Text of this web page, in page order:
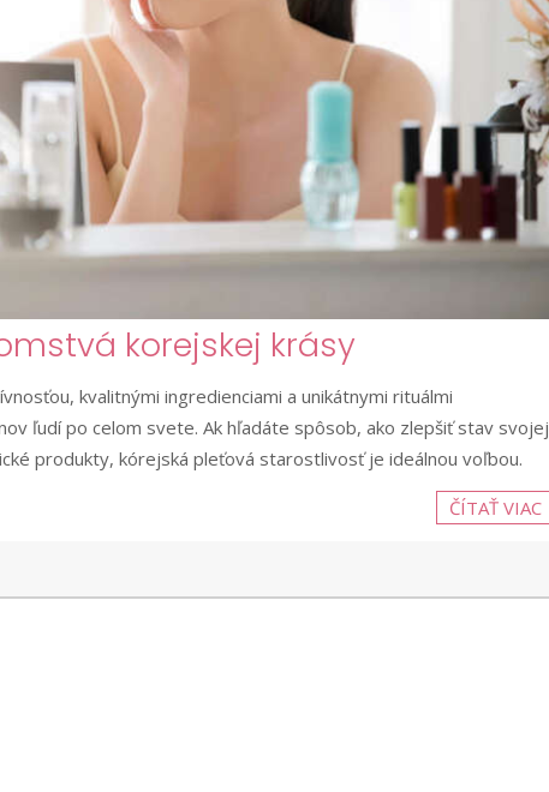
korejskej krásy
kvalitnými ingredienciami a unikátnymi rituálmi
ľudí po celom svete. Ak hľadáte spôsob, ako zlepšiť stav svojej
produkty, kórejská pleťová starostlivosť je ideálnou voľbou.
ČÍTAŤ VIAC